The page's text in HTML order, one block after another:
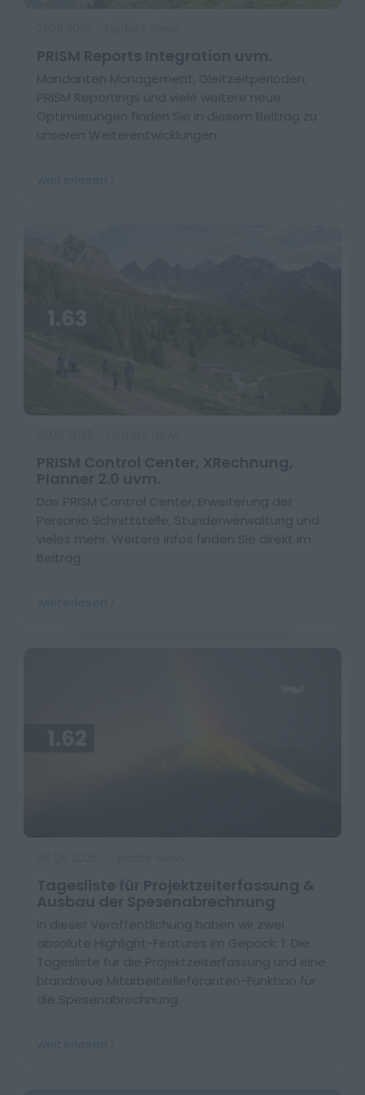
PRISM Reports Integration uvm.
Mandanten Management, Gleitzeitperioden,
PRISM Reportings und viele weitere neue
Optimierungen finden Sie in diesem Beitrag zu
unseren Weiterentwicklungen.
PRISM Control Center, XRechnung,
Planner 2.0 uvm.
Das PRISM Control Center, Erweiterung der
Personio Schnittstelle, Stundenverwaltung und
vieles mehr. Weitere Infos finden Sie direkt im
Beitrag.
Tagesliste für Projektzeiterfassung &
Ausbau der Spesenabrechnung
In dieser Veröffentlichung haben wir zwei
absolute Highlight-Features im Gepäck: 1. Die
Tagesliste für die Projektzeiterfassung und eine
brandneue Mitarbeiterlieferanten-Funktion für
die Spesenabrechnung.